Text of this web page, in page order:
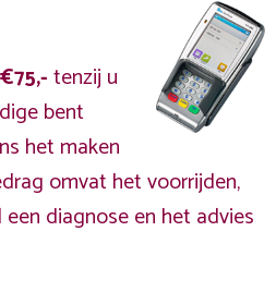
€75,-tenzij u
bent
het maken
omvat het voorrijden,
diagnose en het advies